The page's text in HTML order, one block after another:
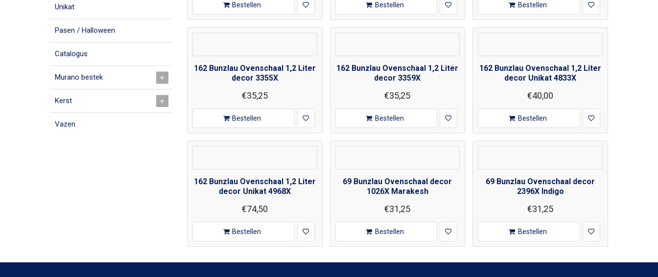
Unikat
Pasen / Halloween
Catalogus
Murano bestek
Kerst
Vazen
Bestellen Bestellen Bestellen
162 Bunzlau Ovenschaal 1,2 Liter
decor 3355X
€35,25
Bestellen
162 Bunzlau Ovenschaal 1,2 Liter
decor 3359X
€35,25
Bestellen
162 Bunzlau Ovenschaal 1,2 Liter
decor Unikat 4833X
€40,00
Bestellen
162 Bunzlau Ovenschaal 1,2 Liter
decor Unikat 4968X
€74,50
Bestellen
69 Bunzlau Ovenschaal decor
1026X Marakesh
€31,25
Bestellen
69 Bunzlau Ovenschaal decor
2396X Indigo
€31,25
Bestellen